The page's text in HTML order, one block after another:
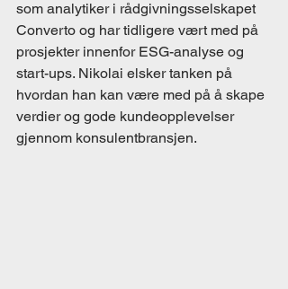
som analytiker i rådgivningsselskapet
Converto og har tidligere vært med på
prosjekter innenfor ESG-analyse og
start-ups. Nikolai elsker tanken på
hvordan han kan være med på å skape
verdier og gode kundeopplevelser
gjennom konsulentbransjen.